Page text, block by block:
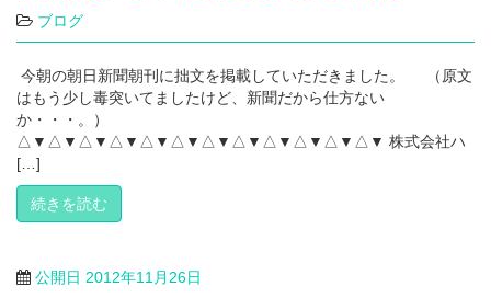
ブログ
今朝の朝日新聞朝刊に拙文を掲載していただきました。 （原文
はもう少し毒突いてましたけど、新聞だから仕方ない
か・・・。）
△▼△▼△▼△▼△▼△▼△▼△▼△▼△▼△▼△▼ 株式会社ハ
[…]
続きを読む
公開日 2012年11月26日